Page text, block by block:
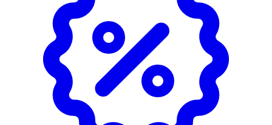
- Intas i samband med måltid
- Överskrid inte rekommenderad dos
- Kosttillskott bör inte ersätta en varierad kost och en
hälsosam livsstil